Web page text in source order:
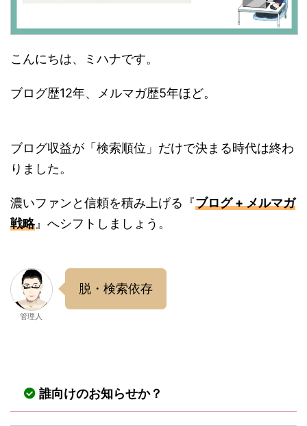
こんにちは、ミハナです。
ブログ歴12年、メルマガ歴5年ほど。
ブログ収益が「検索順位」だけで決まる時代は終わ
りました。
濃いファンと信頼を積み上げる『ブログ + メルマガ
戦略』へシフトしましょう。
管理人
脱・検索依存
誰向けのお知らせか？